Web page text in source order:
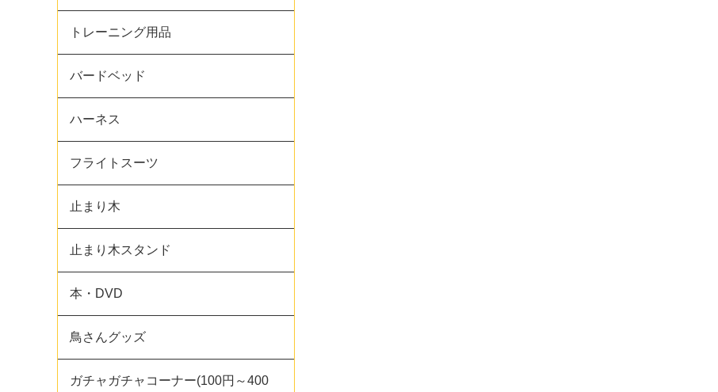
トレーニング用品
バードベッド
ハーネス
フライトスーツ
止まり木
止まり木スタンド
本・DVD
鳥さんグッズ
ガチャガチャコーナー(100円～400